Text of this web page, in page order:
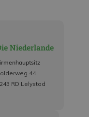
Niederlande
44
RD Lelystad